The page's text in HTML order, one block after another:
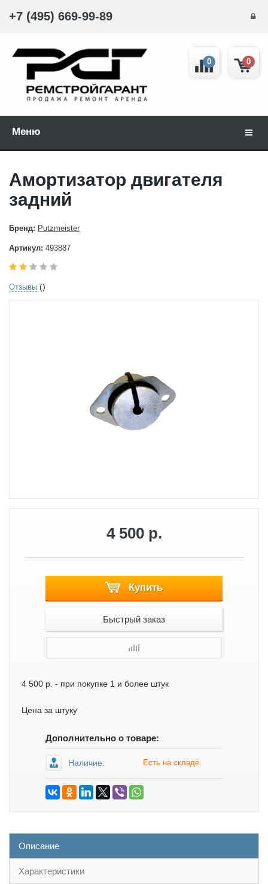
+7 (495) 669-99-89
0
0
Меню
Амортизатор двигателя
задний
Бренд: Putzmeister
Артикул: 493887
Отзывы ()
4 500 р.
Купить
Быстрый заказ
4 500 р. - при покупке 1 и более штук
Цена за штуку
Дополнительно о товаре:
Наличие: Есть на складе.
Описание
Характеристики